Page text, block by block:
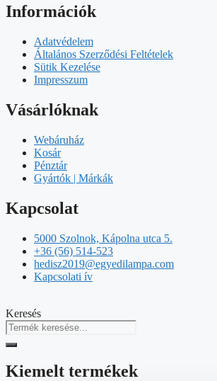
Információk
Adatvédelem
Általános Szerződési Feltételek
Sütik Kezelése
Impresszum
Vásárlóknak
Webáruház
Kosár
Pénztár
Gyártók | Márkák
Kapcsolat
5000 Szolnok, Kápolna utca 5.
+36 (56) 514-523
hedisz2019@egyedilampa.com
Kapcsolati ív
Keresés
Kiemelt termékek